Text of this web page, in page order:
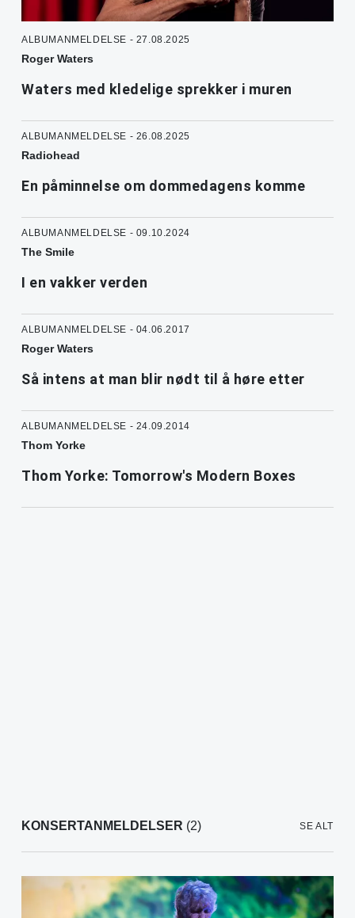
ALBUMANMELDELSE - 27.08.2025
Roger Waters
Waters med kledelige sprekker i muren
ALBUMANMELDELSE - 26.08.2025
Radiohead
En påminnelse om dommedagens komme
ALBUMANMELDELSE - 09.10.2024
The Smile
I en vakker verden
ALBUMANMELDELSE - 04.06.2017
Roger Waters
Så intens at man blir nødt til å høre etter
ALBUMANMELDELSE - 24.09.2014
Thom Yorke
Thom Yorke: Tomorrow's Modern Boxes
KONSERTANMELDELSER (2) SE ALT